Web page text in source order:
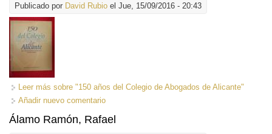
Publicado por David Rubio el Jue, 15/09/2016 - 20:43
Leer más sobre "150 años del Colegio de Abogados de Alicante"
Añadir nuevo comentario
Álamo Ramón, Rafael